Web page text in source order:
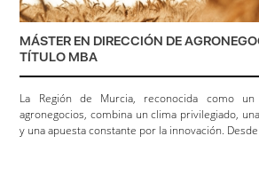
MÁSTER EN DIRECCIÓN DE
TÍTULO MBA
La Región de Murcia, reconocida como
agronegocios, combina un clima privilegiado,
y una apuesta constante por la innovación.